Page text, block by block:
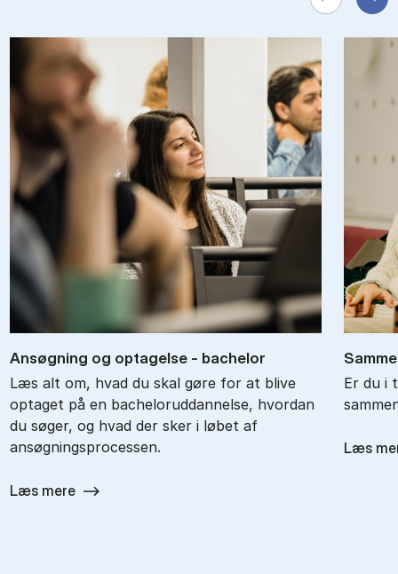
An­søg­ning og op­ta­gel­se - ba­chel­or
Læs alt om, hvad du skal gøre for at blive
optaget på en bacheloruddannelse, hvordan
du søger, og hvad der sker i løbet af
ansøgningsprocessen.
Læs mere
Er du i
Læs